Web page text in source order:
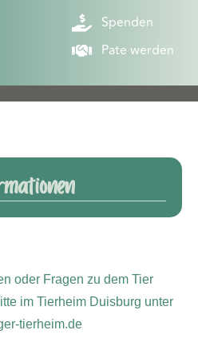
Spenden
Pate werden
oder Fragen zu dem Tier
im Tierheim Duisburg unter
tierheim.de